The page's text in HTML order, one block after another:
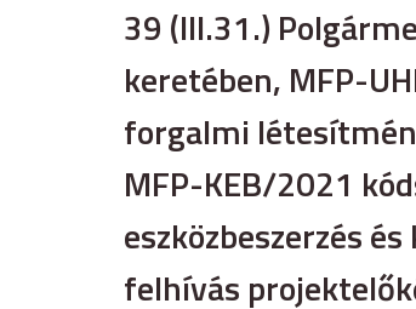
39 (III.31.)
keretében, MFP-
forgalmi
MFP-KEB/2021
eszközbeszerzés
felhívás